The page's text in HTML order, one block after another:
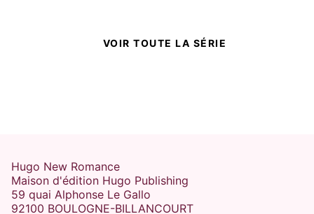
VOIR TOUTE LA SÉRIE
Hugo New Romance
Maison d'édition Hugo Publishing
59 quai Alphonse Le Gallo
92100 BOULOGNE-BILLANCOURT